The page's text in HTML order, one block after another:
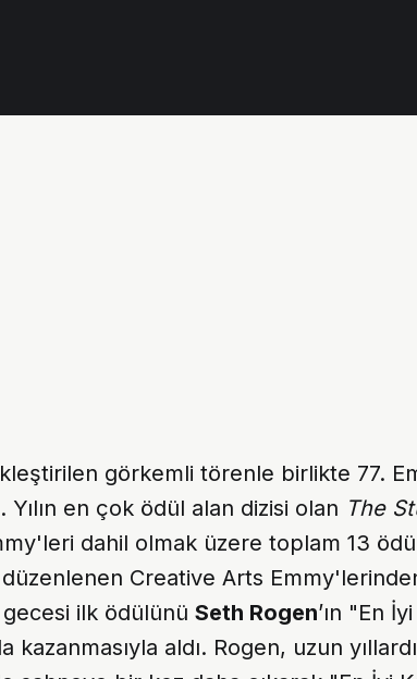
görkemli törenle birlikte 77.
en çok ödül alan dizisi olan The
dahil olmak üzere toplam 13
Creative Arts
ilk ödülünü Seth Rogen’ın "En
kazanmasıyla aldı. Rogen, uzun